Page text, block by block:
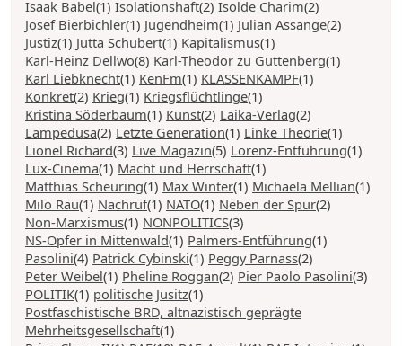
Isaak Babel(1) Isolationshaft(2) Isolde Charim(2)
Josef Bierbichler(1) Jugendheim(1) Julian Assange(2)
Justiz(1) Jutta Schubert(1) Kapitalismus(1)
Karl-Heinz Dellwo(8) Karl-Theodor zu Guttenberg(1)
Karl Liebknecht(1) KenFm(1) KLASSENKAMPF(1)
Konkret(2) Krieg(1) Kriegsflüchtlinge(1)
Kristina Söderbaum(1) Kunst(2) Laika-Verlag(2)
Lampedusa(2) Letzte Generation(1) Linke Theorie(1)
Lionel Richard(3) Live Magazin(5) Lorenz-Entführung(1)
Lux-Cinema(1) Macht und Herrschaft(1)
Matthias Scheuring(1) Max Winter(1) Michaela Mellian(1)
Milo Rau(1) Nachruf(1) NATO(1) Neben der Spur(2)
Non-Marxismus(1) NONPOLITICS(3)
NS-Opfer in Mittenwald(1) Palmers-Entführung(1)
Pasolini(4) Patrick Cybinski(1) Peggy Parnass(2)
Peter Weibel(1) Pheline Roggan(2) Pier Paolo Pasolini(3)
POLITIK(1) politische Jusitz(1)
Postfaschistische BRD, altnazistisch geprägte
Mehrheitsgesellschaft(1)